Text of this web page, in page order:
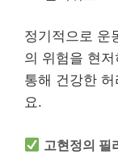
정기적으로 운
의 위험을 현
통해 건강한
요.
고현정의 필